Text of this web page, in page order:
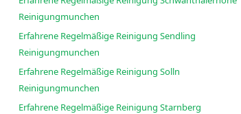
Reinigungmunchen
Erfahrene Regelmäßige Reinigung Sendling
Reinigungmunchen
Erfahrene Regelmäßige Reinigung Solln
Reinigungmunchen
Erfahrene Regelmäßige Reinigung Starnberg